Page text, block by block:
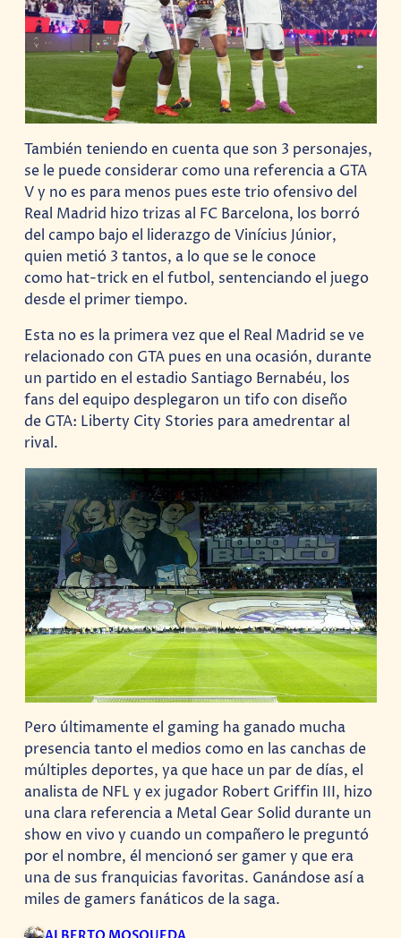
También teniendo en cuenta que son 3 personajes,
se le puede considerar como una referencia a GTA
V y no es para menos pues este trio ofensivo del
Real Madrid hizo trizas al FC Barcelona, los borró
del campo bajo el liderazgo de Vinícius Júnior,
quien metió 3 tantos, a lo que se le conoce
como hat-trick en el futbol, sentenciando el juego
desde el primer tiempo.
Esta no es la primera vez que el Real Madrid se ve
relacionado con GTA pues en una ocasión, durante
un partido en el estadio Santiago Bernabéu, los
fans del equipo desplegaron un tifo con diseño
de GTA: Liberty City Stories para amedrentar al
rival.
Pero últimamente el gaming ha ganado mucha
presencia tanto el medios como en las canchas de
múltiples deportes, ya que hace un par de días, el
analista de NFL y ex jugador Robert Griffin III, hizo
una clara referencia a Metal Gear Solid durante un
show en vivo y cuando un compañero le preguntó
por el nombre, él mencionó ser gamer y que era
una de sus franquicias favoritas. Ganándose así a
miles de gamers fanáticos de la saga.